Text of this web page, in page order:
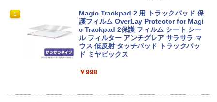
1
【中古】第4世代 Core i3搭載ノートパソ
コン 500GB 4GBメモリ DVDマルチドラ
イブ 15.6インチ Wi-Fi 【Windows10】
MS 365 Office Web 注目PC [105]
￥8,800
1
Magic Trackpad 2 用 トラックパッド 保
護フィルム OverLay Protector for Magi
c Trackpad 2保護 フィルム シート シー
ル フィルター アンチグレア サラサラ マ
ウス 低反射 タッチパッド トラックパッ
ド ミヤビックス
￥998